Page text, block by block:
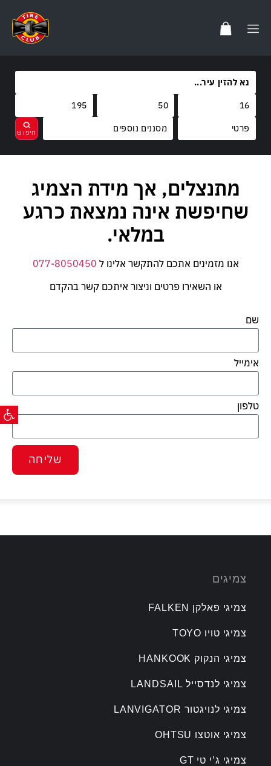
פתח
מסננים נוספים
FALKEN
LANVIGATOR
קוד משקל
88
קוד מהירות
נקה בחר
מתנצלים, אך מידת הצמיג
שחיפשת אינה נמצאת כרגע
במלאי.
אנו מזמינים אתכם להתקשר אלינו ל 077-8050450
או השאירו פרטים וניצור איתכם קשר בהקדם
שם
אימייל
טלפון
שליחה
צמיגים
צמיגי פאלקן FALKEN
צמיגי טויו TOYO
צמיגי הנקוק HANKOOK
צמיגי לנדסייל LANDSAIL
צמיגי לנויגטור LANVIGATOR
צמיגי אוטצו OHTSU
צמיגי ג’י טי GT